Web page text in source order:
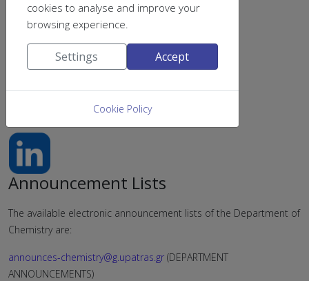
Announcement Lists
The available electronic announcement lists of the Department of
Chemistry are:
announces-chemistry@g.upatras.gr (DEPARTMENT
ANNOUNCEMENTS)
cookies to analyse and improve your
browsing experience.
Settings Accept
Cookie Policy